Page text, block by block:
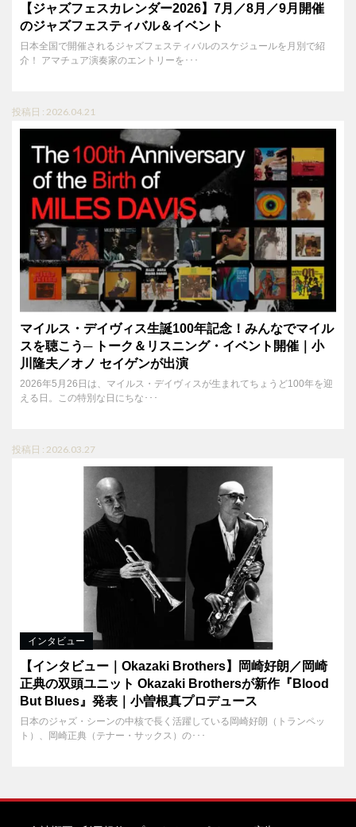
【ジャズフェスカレンダー2026】7月／8月／9月開催
のジャズフェスティバル＆イベント
日本全国で開催されるジャズフェスティバルのスケジュールを月別で紹
介！ アマチュア演奏家のエントリーを･･･
投稿日 : 2026.04.21
マイルス・デイヴィス生誕100年記念！みんなでマイル
スを聴こう─ トーク＆リスニング・イベント開催｜小
川隆夫／オノ セイゲンが出演
2026年5月26日は、マイルス・デイヴィスが生まれてちょうど100年を迎
える日。この特別な日にちな･･･
投稿日 : 2026.03.27
インタビュー
【インタビュー｜Okazaki Brothers】岡崎好朗／岡崎
正典の双頭ユニット Okazaki Brothersが新作『Blood
But Blues』発表｜小曽根真プロデュース
日本のジャズ・シーンの中核で長く活躍している岡崎好朗（トランペッ
ト）、岡崎正典（テナー・サックス）の･･･